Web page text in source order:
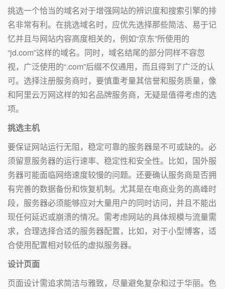
挑选一个恰当的域名对于增强网站的辨识度和搜索引擎的排
名非常有利。在挑选域名时，应优先选择那些简洁、易于记
忆并且与网站内容高度相关的，例如“京东”所使用的
“jd.com”这样的域名。同时，域名结尾的部分同样不容忽
视，广泛使用的“.com”后缀不仅通用，而且得到了广泛的认
可。选择注册服务商时，要慎重考量其信誉和服务质量，像
和阿里云万网这样的知名品牌服务商，无疑是值得考虑的选
项。
挑选主机
要保证网站运行无阻，稳定可靠的服务器是不可或缺的。必
须留意服务器的运行速率、稳定性和安全性。比如，国外服
务器可能面临网络速度较慢的问题。还要确认服务商是否拥
有完善的数据备份和恢复机制。尤其是在电商业务的高峰时
段，服务器必须能够应对大量用户的同时访问，并且不能出
现任何延迟或崩溃的情况。需考虑网站的具体规模与流量需
求，合理选择合适的服务器配置，比如，对于小型博客，适
合使用配置相对较低的虚拟服务器。
设计页面
页面设计需追求简洁与雅致，尽量避免复杂和过于华丽。色